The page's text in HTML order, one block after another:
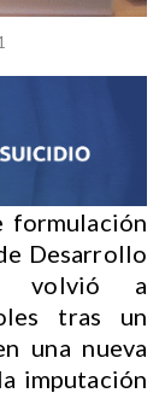
formulación
Desarrollo
volvió a
tras un
una nueva
imputación